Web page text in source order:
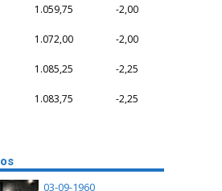
1.059,75 -2,00
1.072,00 -2,00
1.085,25 -2,25
1.083,75 -2,25
03-09-1960